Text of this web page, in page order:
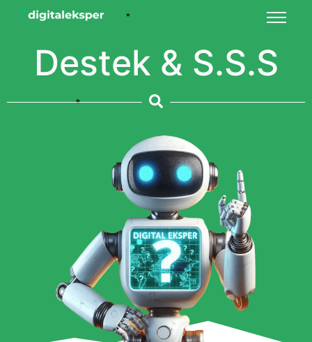
Destek & S.S.S